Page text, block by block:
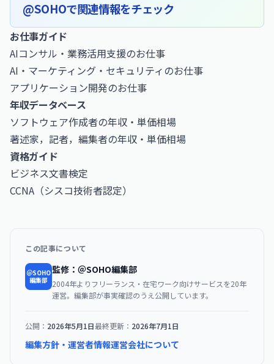
@SOHOで関連情報をチェック
お仕事ガイド
AIコンサル・業務活用支援のお仕事
AI・マーケティング・セキュリティのお仕事
アプリケーション開発のお仕事
年収データベース
ソフトウェア作成者の年収・単価相場
著述家，記者，編集者の年収・単価相場
資格ガイド
ビジネス文書検定
CCNA（シスコ技術者認定）
この記事について
＠SOHO
編集部
監修：＠SOHO編集部
2004年よりフリーランス・在宅ワーク向けサービスを20年
運営。編集部が事実確認のうえ公開しています。
公開： 2026年5月1日最終更新： 2026年7月1日
編集方針・運営者情報運営会社について